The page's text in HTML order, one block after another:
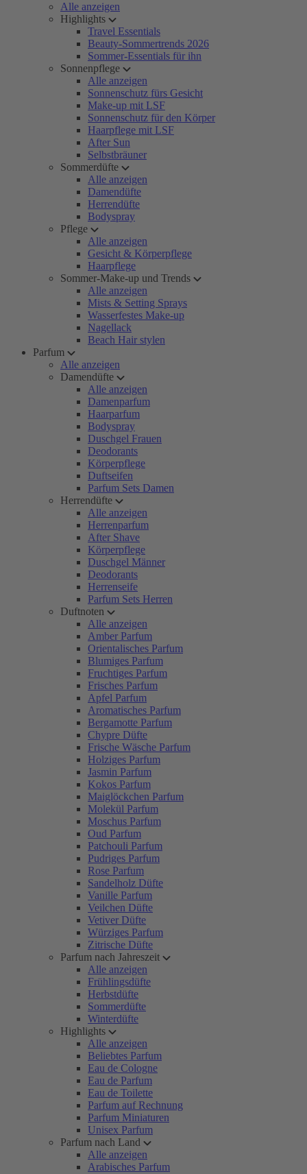
Alle anzeigen
Highlights
Travel Essentials
Beauty-Sommertrends 2026
Sommer-Essentials für ihn
Sonnenpflege
Alle anzeigen
Sonnenschutz fürs Gesicht
Make-up mit LSF
Sonnenschutz für den Körper
Haarpflege mit LSF
After Sun
Selbstbräuner
Sommerdüfte
Alle anzeigen
Damendüfte
Herrendüfte
Bodyspray
Pflege
Alle anzeigen
Gesicht & Körperpflege
Haarpflege
Sommer-Make-up und Trends
Alle anzeigen
Mists & Setting Sprays
Wasserfestes Make-up
Nagellack
Beach Hair stylen
Parfum
Alle anzeigen
Damendüfte
Alle anzeigen
Damenparfum
Haarparfum
Bodyspray
Duschgel Frauen
Deodorants
Körperpflege
Duftseifen
Parfum Sets Damen
Herrendüfte
Alle anzeigen
Herrenparfum
After Shave
Körperpflege
Duschgel Männer
Deodorants
Herrenseife
Parfum Sets Herren
Duftnoten
Alle anzeigen
Amber Parfum
Orientalisches Parfum
Blumiges Parfum
Fruchtiges Parfum
Frisches Parfum
Apfel Parfum
Aromatisches Parfum
Bergamotte Parfum
Chypre Düfte
Frische Wäsche Parfum
Holziges Parfum
Jasmin Parfum
Kokos Parfum
Maiglöckchen Parfum
Molekül Parfum
Moschus Parfum
Oud Parfum
Patchouli Parfum
Pudriges Parfum
Rose Parfum
Sandelholz Düfte
Vanille Parfum
Veilchen Düfte
Vetiver Düfte
Würziges Parfum
Zitrische Düfte
Parfum nach Jahreszeit
Alle anzeigen
Frühlingsdüfte
Herbstdüfte
Sommerdüfte
Winterdüfte
Highlights
Alle anzeigen
Beliebtes Parfum
Eau de Cologne
Eau de Parfum
Eau de Toilette
Parfum auf Rechnung
Parfum Miniaturen
Unisex Parfum
Parfum nach Land
Alle anzeigen
Arabisches Parfum